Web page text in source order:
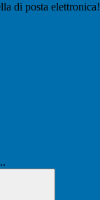
di posta elettronica!